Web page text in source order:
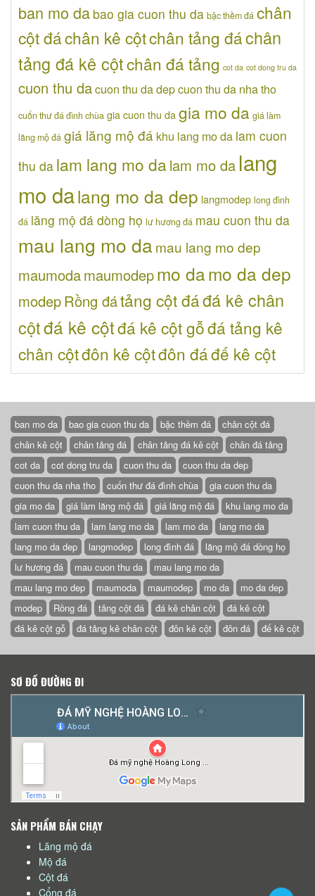
ban mo da bao gia cuon thu da bậc thềm đá chân
cột đáchân kê cộtchân tảng đáchân
tảng đá kê cộtchân đá tảng cot da cot dong tru da
cuon thu dacuon thu da depcuon thu da nha tho
cuốn thư đá đình chùa gia cuon thu da gia mo da giá làm
lăng mộ đá giá lăng mộ đá khu lang mo da lam cuon
thu da lam lang mo dalam mo da lang
mo dalang mo da dep langmodep long đình
đá lăng mộ đá dòng họ lư hương đá mau cuon thu da
mau lang mo damau lang mo dep
maumodamaumodepmo damo da dep
modepRồng đátảng cột đáđá kê chân
cộtđá kê cộtđá kê cột gỗđá tảng kê
chân cộtđôn kê cộtđôn đáđế kê cột
ban mo da bao gia cuon thu da bậc thềm đá
chân cột đá
chân kê cột
chân tảng đá chân tảng đá kê cột
chân đá tảng
cot da
cot dong tru da cuon thu da
cuon thu da dep
cuon thu da nha tho
cuốn thư đá đình chùa
gia cuon thu da
gia mo da
giá làm lăng mộ đá giá lăng mộ đá
khu lang mo da
lam cuon thu da
lam lang mo da lam mo da
lang mo da
lang mo da dep
langmodep long đình đá
lăng mộ đá dòng họ
lư hương đá
mau cuon thu da
mau lang mo da
mau lang mo dep
maumoda maumodep mo da
mo da dep
modep
Rồng đá tảng cột đá đá kê chân cột
đá kê cột
đá kê cột gỗ
đá tảng kê chân cột đôn kê cột đôn đá đế kê cột
SƠ ĐỒ ĐƯỜNG ĐI
SẢN PHẨM BÁN CHẠY
Lăng mộ đá
Mộ đá
Cột đá
Cổng đá